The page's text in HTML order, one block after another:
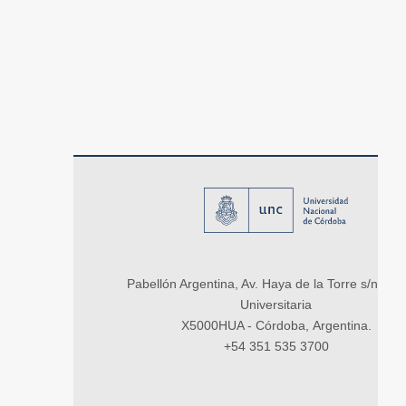
Pabellón Argentina, Av. Haya de la Torre s/n,
Universitaria
X5000HUA - Córdoba, Argentina.
+54 351 535 3700